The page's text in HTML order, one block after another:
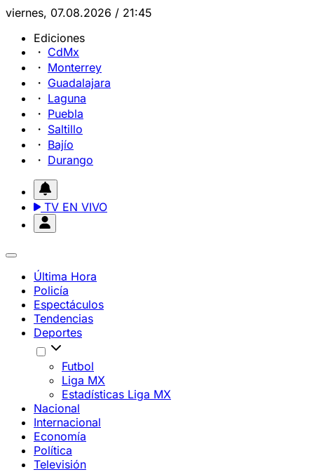
viernes, 07.08.2026 / 21:45
Ediciones
CdMx
Monterrey
Guadalajara
Laguna
Puebla
Saltillo
Bajío
Durango
TV EN VIVO
Última Hora
Policía
Espectáculos
Tendencias
Deportes
Futbol
Liga MX
Estadísticas Liga MX
Nacional
Internacional
Economía
Política
Televisión